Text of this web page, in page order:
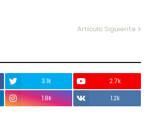
Artículo Siguiente
3.1k
2.7k
1.8k 1.2k